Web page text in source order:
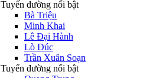
Tuyến đường nổi bật
Bà Triệu
Minh Khai
Lê Đại Hành
Lò Đúc
Trần Xuân Soạn
Tuyến đường nổi bật